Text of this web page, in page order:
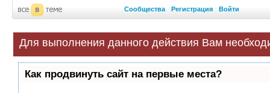
Сообщества Регистрация Войти
Для выполнения данного действия Вам
Как продвинуть сайт на первые места?